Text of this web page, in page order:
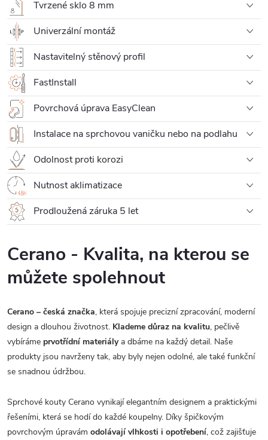
Tvrzené sklo 8 mm
Univerzální montáž
Nastavitelný stěnový profil
FastInstall
Povrchová úprava EasyClean
Instalace na sprchovou vaničku nebo na podlahu
Odolnost proti korozi
Nutnost aklimatizace
Prodloužená záruka 5 let
Cerano - Kvalita, na kterou se
můžete spolehnout
Cerano – česká značka, která spojuje precizní zpracování, moderní
design a dlouhou životnost. Klademe důraz na kvalitu, pečlivě
vybíráme prvotřídní materiálya dbáme na každý detail. Naše
produkty jsou navrženy tak, aby byly nejen odolné, ale také funkční
se snadnou údržbou.
Sprchové kouty Cerano vynikají elegantním designem a praktickými
řešeními, která se hodí do každé koupelny. Díky špičkovým
povrchovým úpravám odolávají vlhkosti i opotřebení, což zajišťuje